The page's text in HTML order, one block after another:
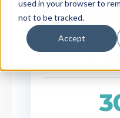
used in your browser to
not to be tracked.
Accept